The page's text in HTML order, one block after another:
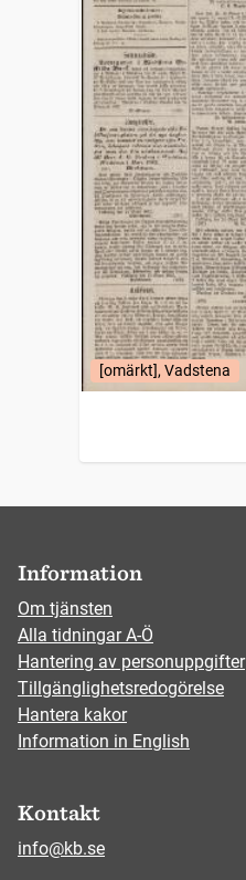
[omärkt], Vadstena
Information
Om tjänsten
Alla tidningar A-Ö
Hantering av personuppgifter
Tillgänglighetsredogörelse
Hantera kakor
Information in English
Kontakt
info@kb.se